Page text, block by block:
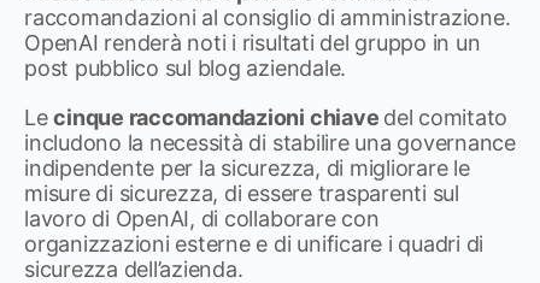
raccomandazioni al consiglio di amministrazione.
OpenAI renderà noti i risultati del gruppo in un
post pubblico sul blog aziendale.
Lecinque raccomandazioni chiave del comitato
includono la necessità di stabilire una governance
indipendente per la sicurezza, di migliorare le
misure di sicurezza, di essere trasparenti sul
lavoro di OpenAI, di collaborare con
organizzazioni esterne e di unificare i quadri di
sicurezza dell’azienda.